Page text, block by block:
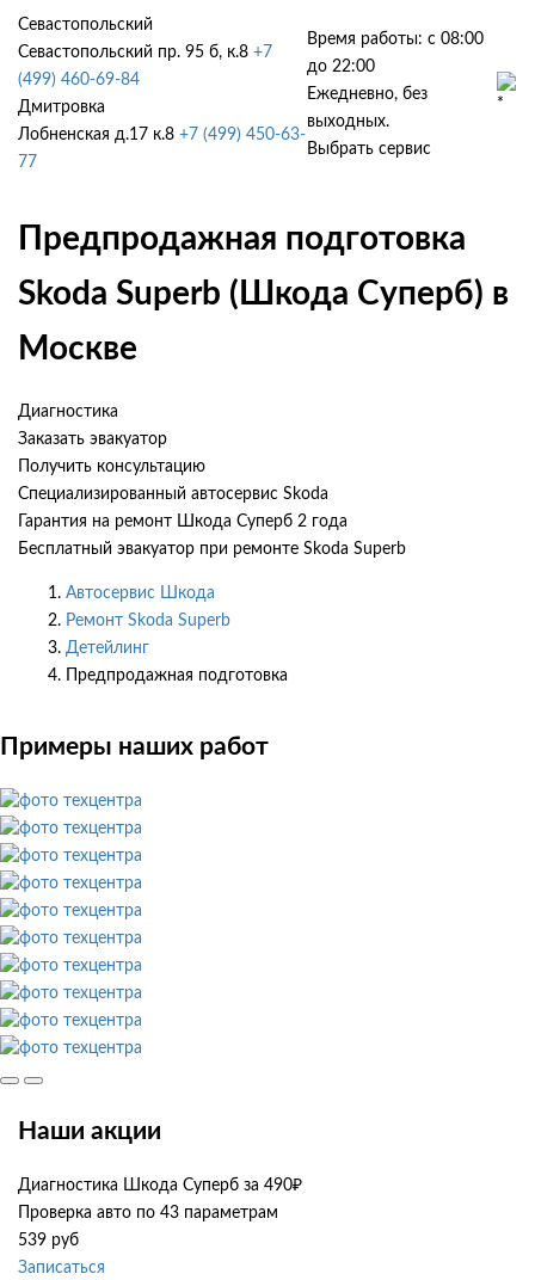
Севастопольский
Севастопольский пр. 95 б, к.8 +7
(499) 460-69-84
Дмитровка
Лобненская д.17 к.8 +7 (499) 450-63-
77
Время работы: с 08:00
до 22:00
Ежедневно, без
выходных.
Выбрать сервис
Предпродажная подготовка
Skoda Superb (Шкода Суперб) в
Москве
Диагностика
Заказать эвакуатор
Получить консультацию
Специализированный автосервис Skoda
Гарантия на ремонт Шкода Суперб 2 года
Бесплатный эвакуатор при ремонте Skoda Superb
Автосервис Шкода
Ремонт Skoda Superb
Детейлинг
Предпродажная подготовка
Примеры наших работ
Наши акции
Диагностика Шкода Суперб за 490₽
Проверка авто по 43 параметрам
539 руб
Записаться